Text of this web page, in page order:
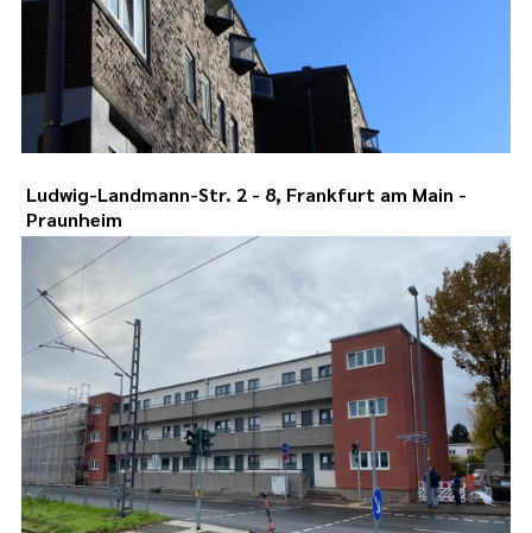
Ludwig-Landmann-Str. 2 - 8, Frankfurt am Main -
Praunheim